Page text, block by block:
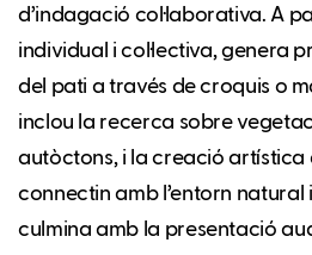
d’indagació col·laborativa. A
individual i col·lectiva, genera
del pati a través de croquis o
inclou la recerca sobre
autòctons, i la creació artística
connectin amb l’entorn natural
culmina amb la presentació